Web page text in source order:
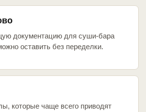
документацию для суши-бара
оставить без переделки.
которые чаще всего приводят